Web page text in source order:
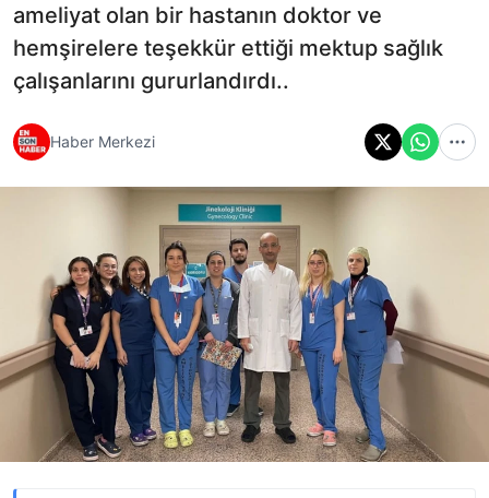
ameliyat olan bir hastanın doktor ve
hemşirelere teşekkür ettiği mektup sağlık
çalışanlarını gururlandırdı..
Haber Merkezi